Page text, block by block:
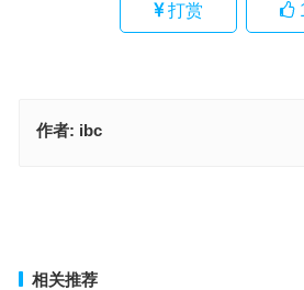
打赏
作者: ibc
相关推荐